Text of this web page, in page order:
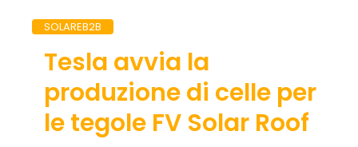
SOLAREB2B
Tesla avvia la
produzione di celle per
le tegole FV Solar Roof